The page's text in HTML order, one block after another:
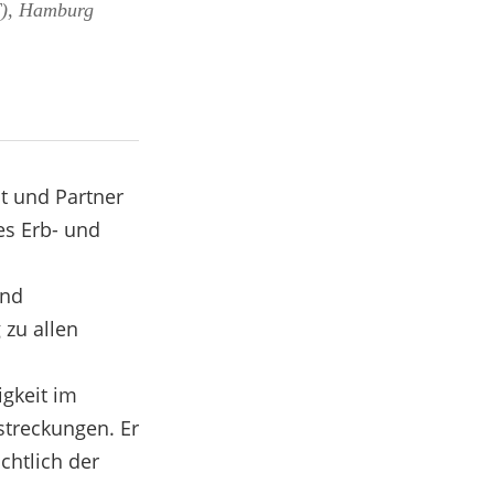
Hamburg
und Partner
Erb- und
allen
im
Er
der